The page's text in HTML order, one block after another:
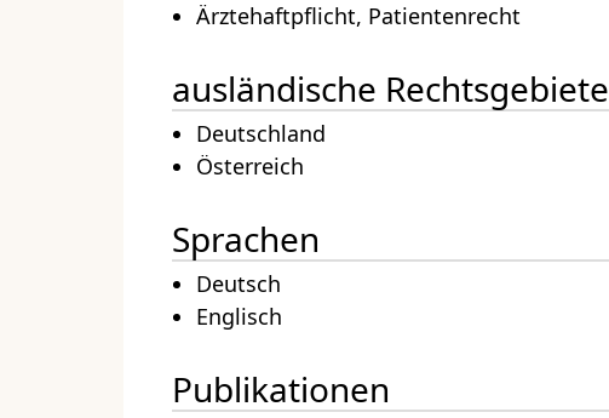
Ärztehaftpflicht, Patientenrecht
ausländische Rechtsgebiete
Deutschland
Österreich
Sprachen
Deutsch
Englisch
Publikationen